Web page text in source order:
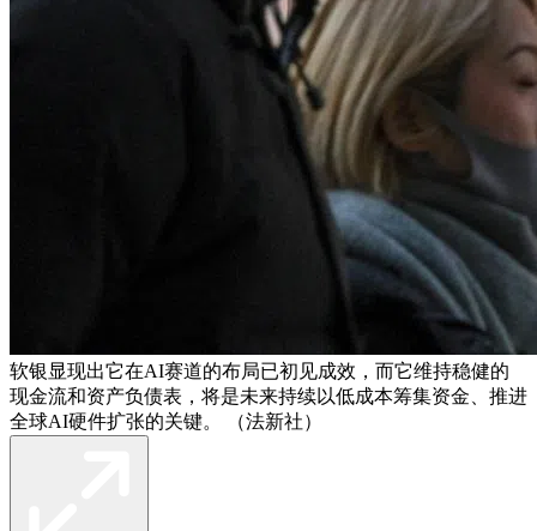
软银显现出它在AI赛道的布局已初见成效，而它维持稳健的
现金流和资产负债表，将是未来持续以低成本筹集资金、推进
全球AI硬件扩张的关键。 （法新社）